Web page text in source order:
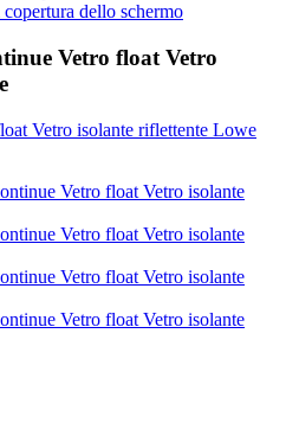
dello schermo
Vetro float Vetro